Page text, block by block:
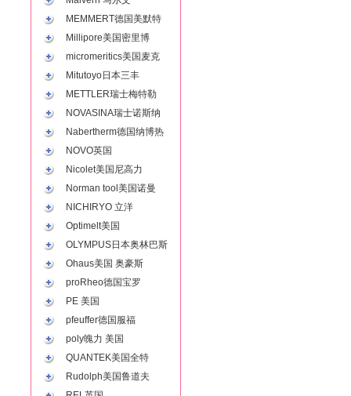
MEMMERT德国美默特
Millipore美国密里博
micromeritics美国麦克
Mitutoyo日本三丰
METTLER瑞士梅特勒
NOVASINA瑞士诺斯纳
Nabertherm德国纳博热
NOVO英国
Nicolet美国尼高力
Norman tool美国诺曼
NICHIRYO 立洋
Optimelt美国
OLYMPUS日本奥林巴斯
Ohaus美国 奥豪斯
proRheo德国宝罗
PE 美国
pfeuffer德国服福
poly魄力 美国
QUANTEK美国全特
Rudolph美国鲁道夫